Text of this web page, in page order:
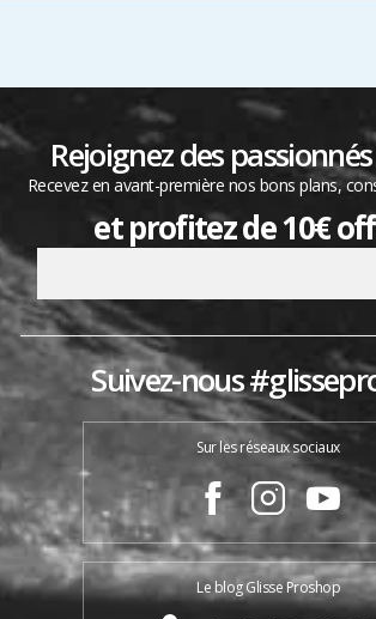
Rejoignez des
Recevez en avant-première nos bons plans,
et profitez de 10€
Suivez-nous
Sur les réseaux sociaux
Le blog Glisse Proshop